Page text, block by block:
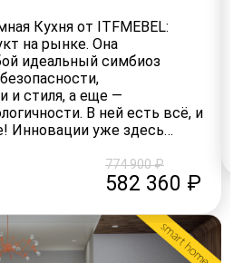
Кухня от ITFMEBEL:
на рынке. Она
идеальный симбиоз
и стиля, а еще —
В ней есть всё, и
Инновации уже здесь…
774 900 ₽
582 360 ₽